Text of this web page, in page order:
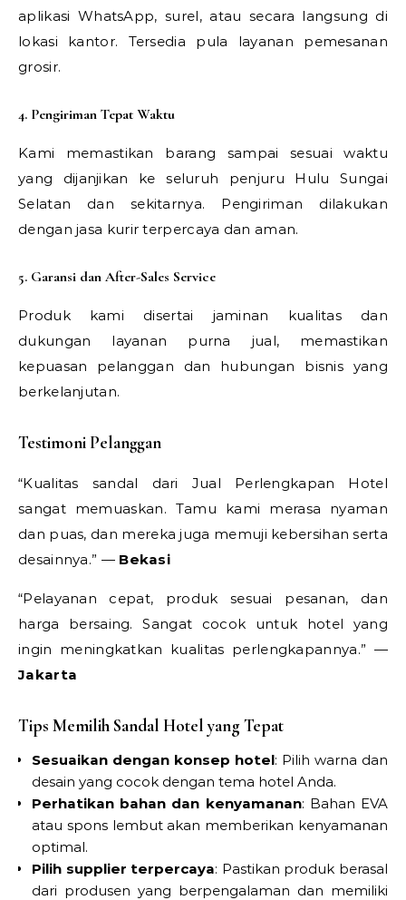
aplikasi WhatsApp, surel, atau secara langsung di
lokasi kantor. Tersedia pula layanan pemesanan
grosir.
4. Pengiriman Tepat Waktu
Kami memastikan barang sampai sesuai waktu
yang dijanjikan ke seluruh penjuru Hulu Sungai
Selatan dan sekitarnya. Pengiriman dilakukan
dengan jasa kurir terpercaya dan aman.
5. Garansi dan After-Sales Service
Produk kami disertai jaminan kualitas dan
dukungan layanan purna jual, memastikan
kepuasan pelanggan dan hubungan bisnis yang
berkelanjutan.
Testimoni Pelanggan
“Kualitas sandal dari Jual Perlengkapan Hotel
sangat memuaskan. Tamu kami merasa nyaman
dan puas, dan mereka juga memuji kebersihan serta
desainnya.” — Bekasi
“Pelayanan cepat, produk sesuai pesanan, dan
harga bersaing. Sangat cocok untuk hotel yang
ingin meningkatkan kualitas perlengkapannya.” —
Jakarta
Tips Memilih Sandal Hotel yang Tepat
Sesuaikan dengan konsep hotel: Pilih warna dan
desain yang cocok dengan tema hotel Anda.
Perhatikan bahan dan kenyamanan: Bahan EVA
atau spons lembut akan memberikan kenyamanan
optimal.
Pilih supplier terpercaya: Pastikan produk berasal
dari produsen yang berpengalaman dan memiliki